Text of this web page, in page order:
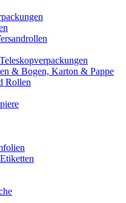
& Bogen, Karton & Pappe
Rollen